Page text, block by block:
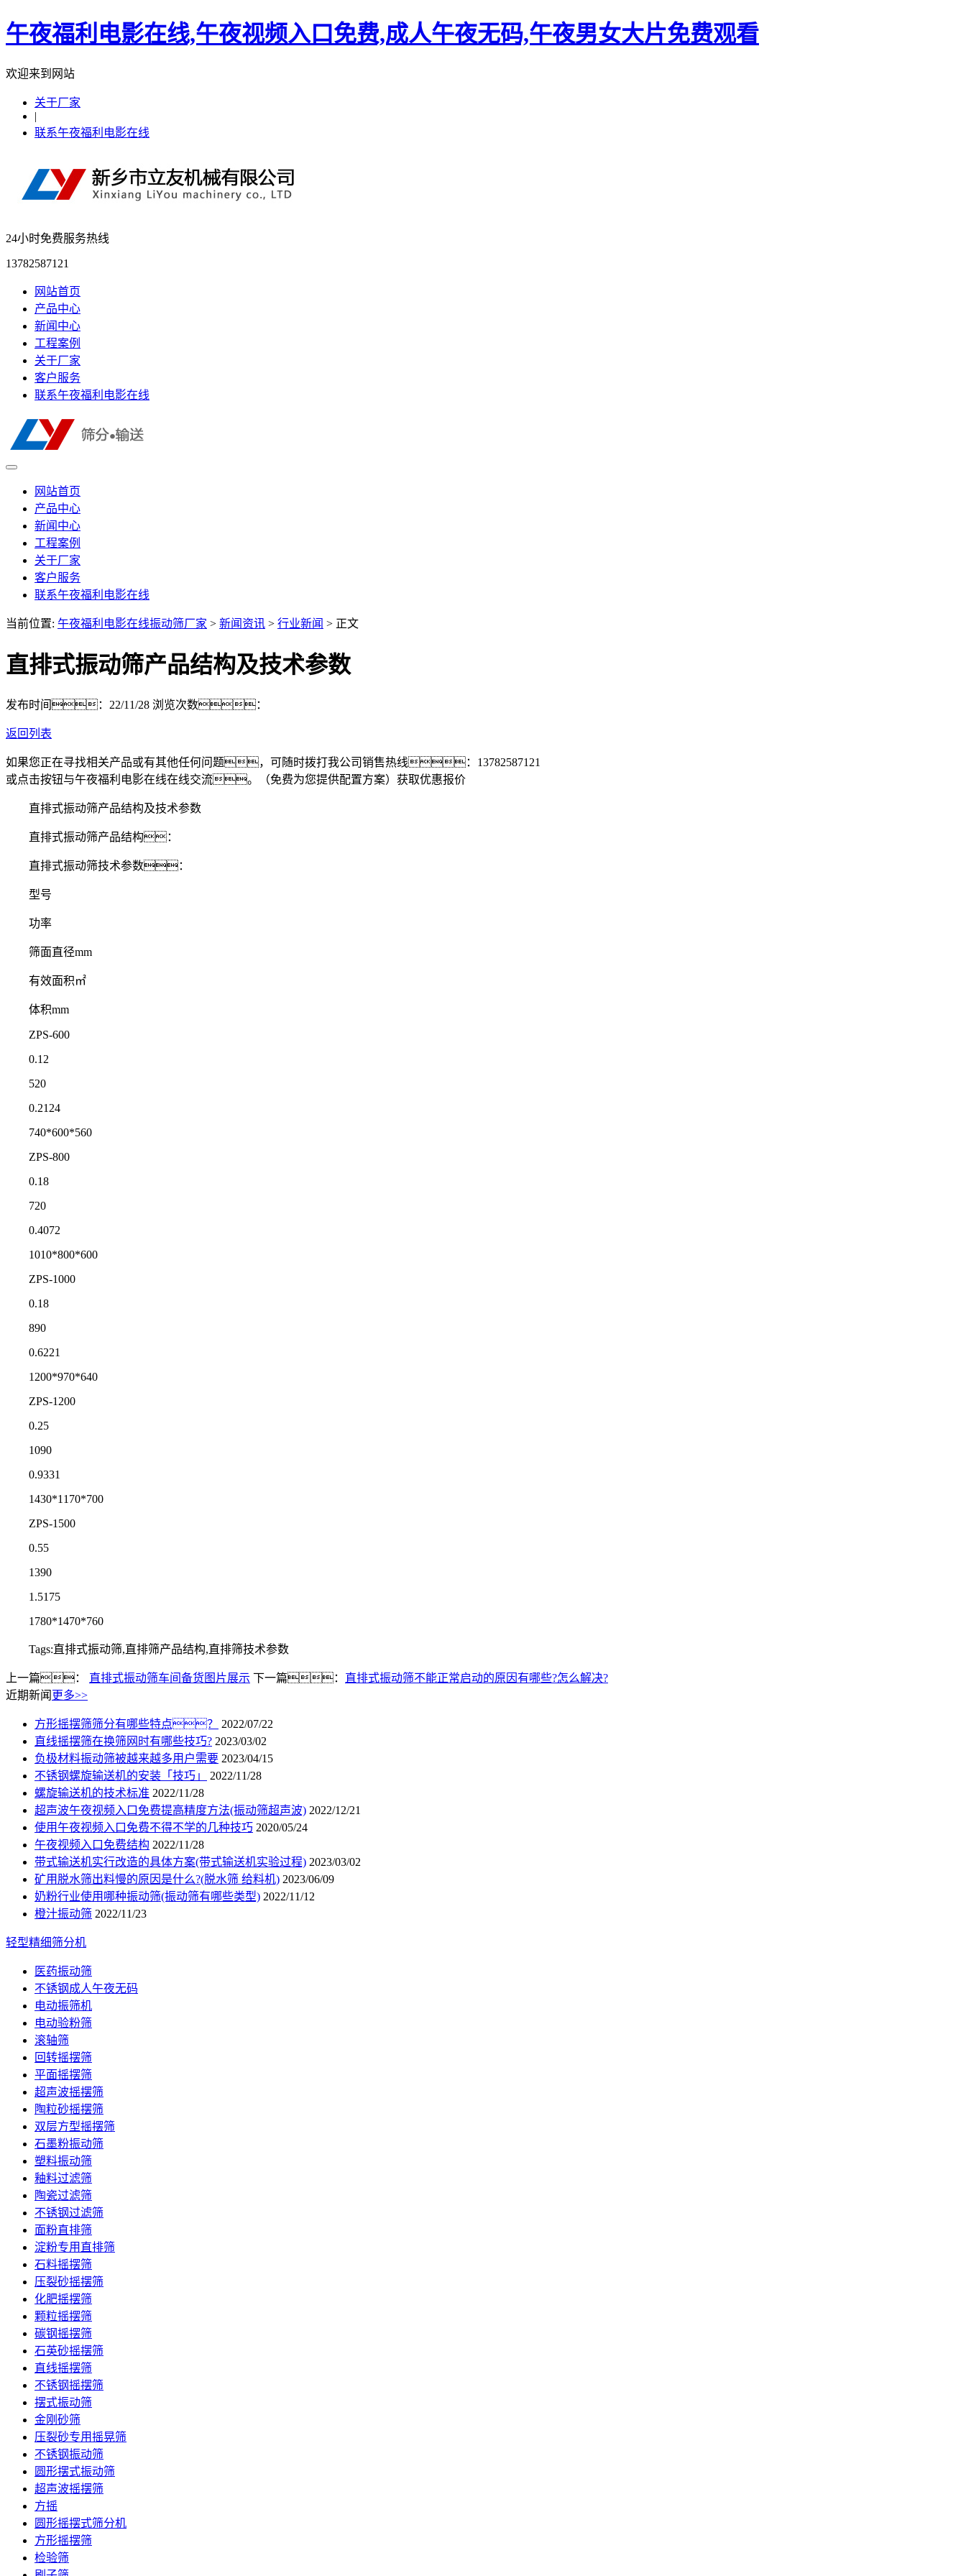
午夜福利电影在线,午夜视频入口免费,成人午夜无码,午夜男女大片免费观看
欢迎来到网站
关于厂家
|
联系午夜福利电影在线
24小时免费服务热线
13782587121
网站首页
产品中心
新闻中心
工程案例
关于厂家
客户服务
联系午夜福利电影在线
网站首页
产品中心
新闻中心
工程案例
关于厂家
客户服务
联系午夜福利电影在线
当前位置: 午夜福利电影在线振动筛厂家 > 新闻资讯 > 行业新闻 > 正文
直排式振动筛产品结构及技术参数
发布时间：22/11/28 浏览次数：
返回列表
如果您正在寻找相关产品或有其他任何问题，可随时拨打我公司销售热线： 13782587121
或点击按钮与午夜福利电影在线在线交流。（免费为您提供配置方案） 获取优惠报价
直排式振动筛产品结构及技术参数
直排式振动筛产品结构：
直排式振动筛技术参数：
型号
功率
筛面直径mm
有效面积㎡
体积mm
ZPS-600
0.12
520
0.2124
740*600*560
ZPS-800
0.18
720
0.4072
1010*800*600
ZPS-1000
0.18
890
0.6221
1200*970*640
ZPS-1200
0.25
1090
0.9331
1430*1170*700
ZPS-1500
0.55
1390
1.5175
1780*1470*760
Tags:直排式振动筛,直排筛产品结构,直排筛技术参数
上一篇： 直排式振动筛车间备货图片展示 下一篇： 直排式振动筛不能正常启动的原因有哪些?怎么解决?
近期新闻 更多>>
方形摇摆筛筛分有哪些特点？
2022/07/22
直线摇摆筛在换筛网时有哪些技巧? 2023/03/02
负极材料振动筛被越来越多用户需要 2023/04/15
不锈钢螺旋输送机的安装「技巧」
2022/11/28
螺旋输送机的技术标准 2022/11/28
超声波午夜视频入口免费提高精度方法(振动筛超声波) 2022/12/21
使用午夜视频入口免费不得不学的几种技巧 2020/05/24
午夜视频入口免费结构 2022/11/28
带式输送机实行改造的具体方案(带式输送机实验过程) 2023/03/02
矿用脱水筛出料慢的原因是什么?(脱水筛 给料机) 2023/06/09
奶粉行业使用哪种振动筛(振动筛有哪些类型) 2022/11/12
橙汁振动筛 2022/11/23
轻型精细筛分机
医药振动筛
不锈钢成人午夜无码
电动振筛机
电动验粉筛
滚轴筛
回转摇摆筛
平面摇摆筛
超声波摇摆筛
陶粒砂摇摆筛
双层方型摇摆筛
石墨粉振动筛
塑料振动筛
釉料过滤筛
陶瓷过滤筛
不锈钢过滤筛
面粉直排筛
淀粉专用直排筛
石料摇摆筛
压裂砂摇摆筛
化肥摇摆筛
颗粒摇摆筛
碳钢摇摆筛
石英砂摇摆筛
直线摇摆筛
不锈钢摇摆筛
摆式振动筛
金刚砂筛
压裂砂专用摇晃筛
不锈钢振动筛
圆形摆式振动筛
超声波摇摆筛
方摇
圆形摇摆式筛分机
方形摇摆筛
检验筛